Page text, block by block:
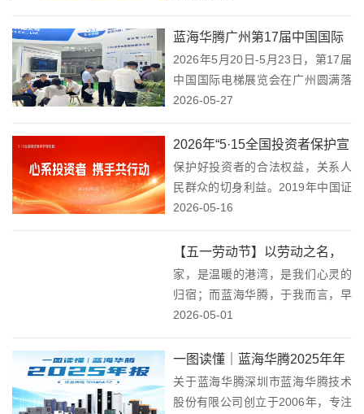
建设，经过体系梳理、流程落地、
试运行优化及审核验收，公司已于
202...
蓝海华腾广州第17届中国国际
电梯展览会 圆满收官！
2026年5月20日-5月23日，第17届
中国国际电梯展览会在广州圆满落
幕。蓝海华腾携新一代电梯智能驱
梯专用控制系统及数字云平台亮相
本届展会，与到场的客户及业内同
行进行了...
2026-05-27
2026年“5·15全国投资者保护宣
传日”活动—心系投资者，携手
共行动！
保护好投资者的合法权益，关系人
民群众的切身利益。2019年中国证
监会正式设立"5·15全国投资者保护
年来，这件事一直在做，而且值得
一直做下去。在2026年"5·15全国...
2026-05-16
【五一劳动节】以劳动之名，
致敬平凡中的不凡！
家，是温暖的港湾，是我们心灵的
归宿；而蓝海华腾，于我而言，早
已不仅仅是一家企业，它更像是我
希望的地方。新能源与工业自动化
事业，是我们倾心耕耘的花园，是
我们孕育梦想果实的沃...
2026-05-01
一图读懂｜蓝海华腾2025年年
报
关于蓝海华腾深圳市蓝海华腾技术
股份有限公司创立于2006年，专注